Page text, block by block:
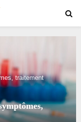
traitement